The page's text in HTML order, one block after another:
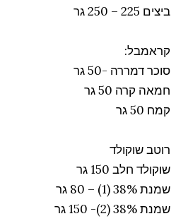
ביצים 225 – 250 גר
קראמבל:
סוכר דמררה -50 גר
חמאה קרה 50 גר
קמח 50 גר
רוטב שוקולד
שוקולד חלב 150 גר
שמנת 38% (1) – 80 גר
שמנת 38% (2)- 150 גר